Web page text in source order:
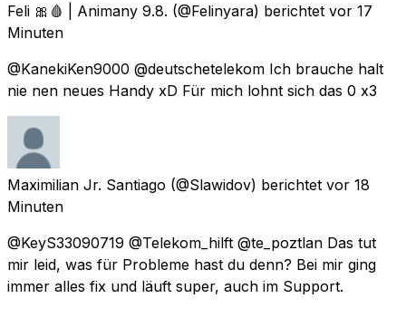
Feli 🎀🩸 | Animany 9.8. (@Felinyara) berichtet vor 17
Minuten
@KanekiKen9000 @deutschetelekom Ich brauche halt
nie nen neues Handy xD Für mich lohnt sich das 0 x3
Maximilian Jr. Santiago (@Slawidov) berichtet vor 18
Minuten
@KeyS33090719 @Telekom_hilft @te_poztlan Das tut
mir leid, was für Probleme hast du denn? Bei mir ging
immer alles fix und läuft super, auch im Support.